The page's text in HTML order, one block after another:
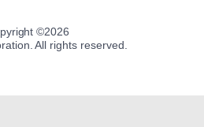
©2026
All rights reserved.